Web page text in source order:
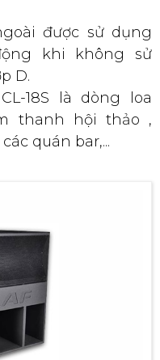
được sử dụng
khi không sử
D.
18S là dòng loa
thanh hội thảo ,
quán bar,...